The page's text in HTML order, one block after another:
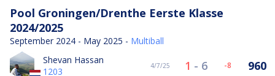
Pool Groningen/Drenthe Eerste Klasse
2024/2025
September 2024 - May 2025 - Multiball
Shevan Hassan
1203
4/7/25 1 - 6 -8 960